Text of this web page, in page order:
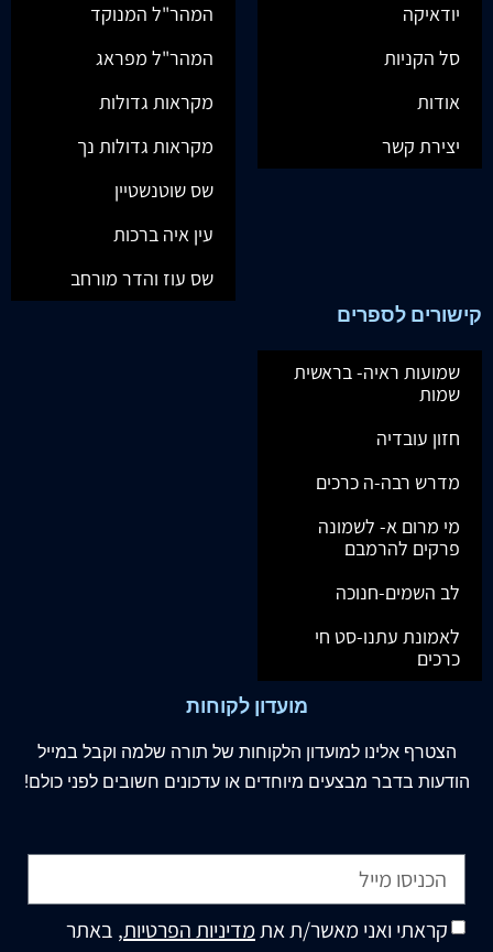
יודאיקה
סל הקניות
אודות
יצירת קשר
המהר"ל המנוקד
המהר"ל מפראג
מקראות גדולות
מקראות גדולות נך
שס שוטנשטיין
עין איה ברכות
שס עוז והדר מורחב
קישורים לספרים
שמועות ראיה- בראשית
שמות
חזון עובדיה
מדרש רבה-ה כרכים
מי מרום א- לשמונה
פרקים להרמבם
לב השמים-חנוכה
לאמונת עתנו-סט חי
כרכים
מועדון לקוחות
הצטרף אלינו למועדון הלקוחות של תורה שלמה וקבל במייל
הודעות בדבר מבצעים מיוחדים או עדכונים חשובים לפני כולם!
קראתי ואני מאשר/ת אתמדיניות הפרטיות, באתר